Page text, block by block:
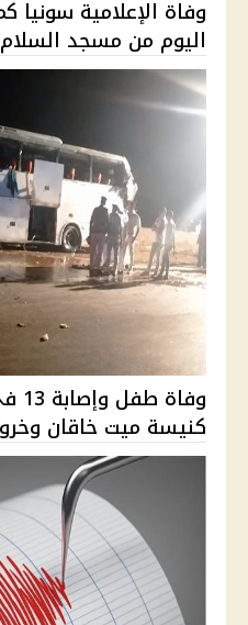
وفاة الإعلامية سونيا
اليوم من مسجد
كنيسة ميت خاقان